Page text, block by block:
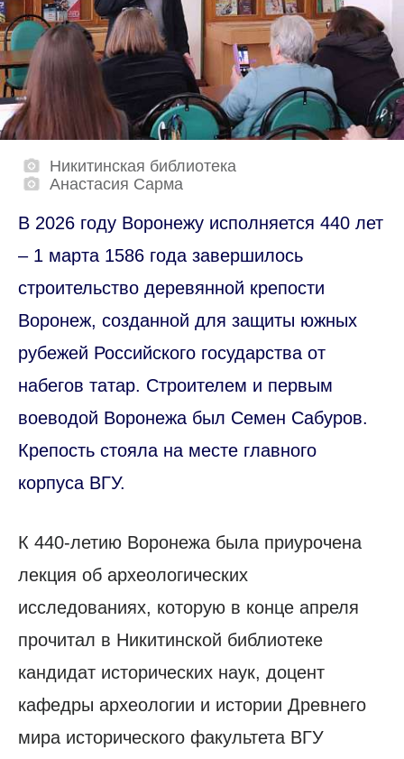
Никитинская библиотека
Анастасия Сарма
В 2026 году Воронежу исполняется 440 лет
– 1 марта 1586 года завершилось
строительство деревянной крепости
Воронеж, созданной для защиты южных
рубежей Российского государства от
набегов татар. Строителем и первым
воеводой Воронежа был Семен Сабуpов.
Крепость стояла на месте главного
корпуса ВГУ.
К 440-летию Воронежа была приурочена
лекция об археологических
исследованиях, которую в конце апреля
прочитал в Никитинской библиотеке
кандидат исторических наук, доцент
кафедры археологии и истории Древнего
мира исторического факультета ВГУ